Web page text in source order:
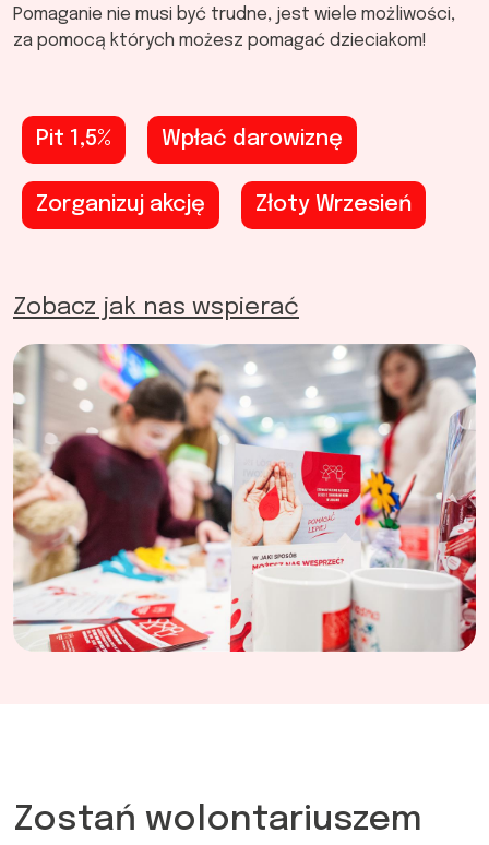
Pomaganie nie musi być trudne, jest wiele możliwości,
za pomocą których możesz pomagać dzieciakom!
Pit 1,5% Wpłać darowiznę
Zorganizuj akcję Złoty Wrzesień
Zobacz jak nas wspierać
Zostań wolontariuszem